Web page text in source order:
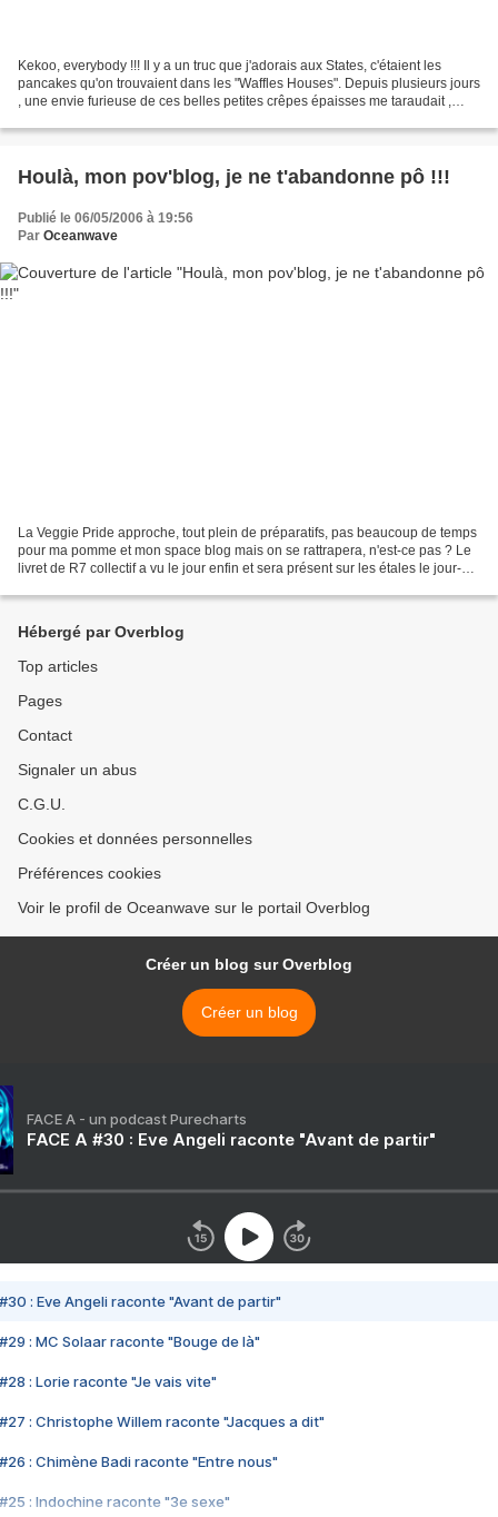
Kekoo, everybody !!! Il y a un truc que j'adorais aux States, c'étaient les
pancakes qu'on trouvaient dans les "Waffles Houses". Depuis plusieurs jours
, une envie furieuse de ces belles petites crêpes épaisses me taraudait ,
Houlà, mon pov'blog, je ne t'abandonne pô !!!
Publié le 06/05/2006 à 19:56
Par Oceanwave
La Veggie Pride approche, tout plein de préparatifs, pas beaucoup de temps
pour ma pomme et mon space blog mais on se rattrapera, n'est-ce pas ? Le
livret de R7 collectif a vu le jour enfin et sera présent sur les étales le jour-dit,
Hébergé par Overblog
Top articles
Pages
Contact
Signaler un abus
C.G.U.
Cookies et données personnelles
Préférences cookies
Voir le profil de Oceanwave sur le portail Overblog
Créer un blog sur Overblog
Créer un blog
FACE A - un podcast Purecharts
FACE A #30 : Eve Angeli raconte "Avant de partir"
#30 : Eve Angeli raconte "Avant de partir"
#29 : MC Solaar raconte "Bouge de là"
#28 : Lorie raconte "Je vais vite"
#27 : Christophe Willem raconte "Jacques a dit"
#26 : Chimène Badi raconte "Entre nous"
#25 : Indochine raconte "3e sexe"